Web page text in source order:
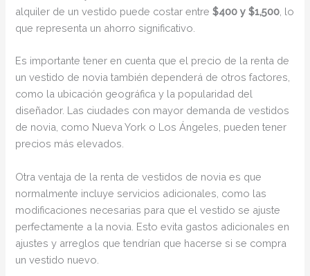
alquiler de un vestido puede costar entre$400 y $1,500 , lo
que representa un ahorro significativo.
Es importante tener en cuenta que el precio de la renta de
un vestido de novia también dependerá de otros factores,
como la ubicación geográfica y la popularidad del
diseñador. Las ciudades con mayor demanda de vestidos
de novia, como Nueva York o Los Ángeles, pueden tener
precios más elevados.
Otra ventaja de la renta de vestidos de novia es que
normalmente incluye servicios adicionales, como las
modificaciones necesarias para que el vestido se ajuste
perfectamente a la novia. Esto evita gastos adicionales en
ajustes y arreglos que tendrían que hacerse si se compra
un vestido nuevo.